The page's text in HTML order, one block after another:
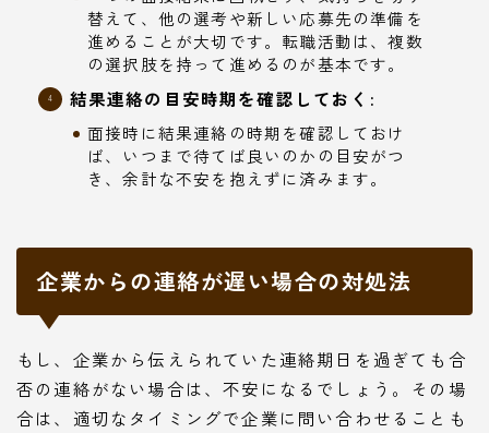
替えて、他の選考や新しい応募先の準備を
進めることが大切です。転職活動は、複数
の選択肢を持って進めるのが基本です。
結果連絡の目安時期を確認しておく:
面接時に結果連絡の時期を確認しておけ
ば、いつまで待てば良いのかの目安がつ
き、余計な不安を抱えずに済みます。
企業からの連絡が遅い場合の対処法
もし、企業から伝えられていた連絡期日を過ぎても合
否の連絡がない場合は、不安になるでしょう。その場
合は、適切なタイミングで企業に問い合わせることも